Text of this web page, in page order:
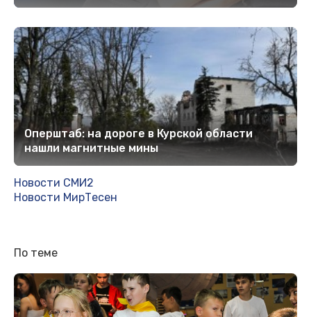
Оперштаб: на дороге в Курской области
нашли магнитные мины
Новости СМИ2
Новости МирТесен
По теме